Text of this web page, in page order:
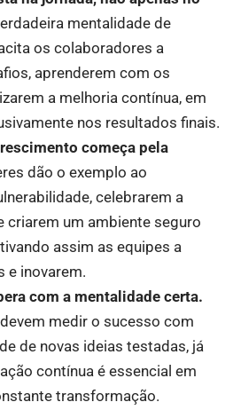
mentalidade de
os colaboradores a
aprenderem com os
a melhoria contínua, em
nos resultados finais.
começa pela
dão o exemplo ao
celebrarem a
criarem um ambiente seguro
assim as equipes a
e inovarem.
com a mentalidade certa.
medir o sucesso com
de novas ideias testadas, já
contínua é essencial em
transformação.